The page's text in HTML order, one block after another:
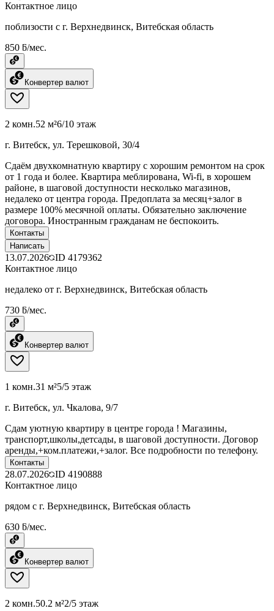
Контактное лицо
поблизости с г. Верхнедвинск, Витебская область
850 ƃ/мес.
Конвертер валют
2 комн.52 м²6/10 этаж
г. Витебск, ул. Терешковой, 30/4
Сдаём двухкомнатную квартиру с хорошим ремонтом на срок
от 1 года и более. Квартира меблирована, Wi-fi, в хорошем
районе, в шаговой доступности несколько магазинов,
недалеко от центра города. Предоплата за месяц+залог в
размере 100% месячной оплаты. Обязательно заключение
договора. Иностранным гражданам не беспокоить.
Контакты
Написать
13.07.2026 ID 4179362
Контактное лицо
недалеко от г. Верхнедвинск, Витебская область
730 ƃ/мес.
Конвертер валют
1 комн.31 м²5/5 этаж
г. Витебск, ул. Чкалова, 9/7
Сдам уютную квартиру в центре города ! Магазины,
транспорт,школы,детсады, в шаговой доступности. Договор
аренды,+ком.платежи,+залог. Все подробности по телефону.
Контакты
28.07.2026 ID 4190888
Контактное лицо
рядом с г. Верхнедвинск, Витебская область
630 ƃ/мес.
Конвертер валют
2 комн.50.2 м²2/5 этаж